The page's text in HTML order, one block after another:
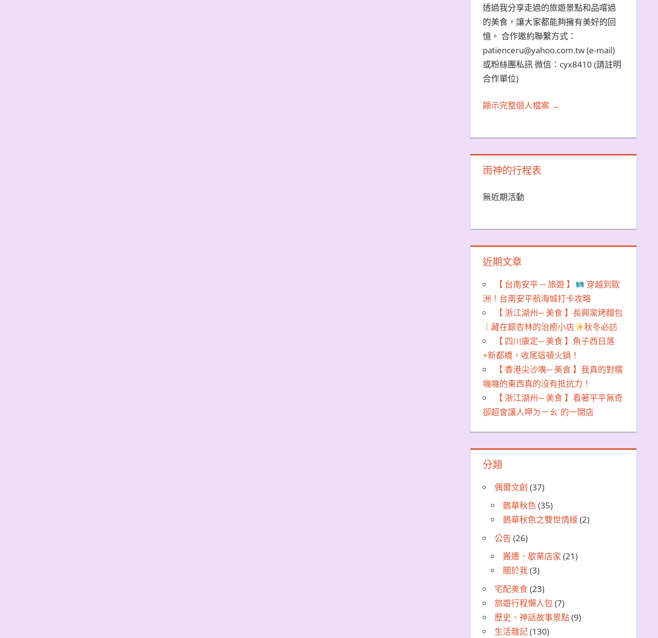
透過我分享走過的旅遊景點和品嚐過
的美食，讓大家都能夠擁有美好的回
憶。 合作邀約聯繫方式：
patienceru@yahoo.com.tw (e-mail)
或粉絲團私訊 微信：cyx8410 (請註明
合作單位)
顯示完整個人檔案 →
雨神的行程表
無近期活動
近期文章
【 台南安平 ─ 旅遊 】
穿越到歐
洲！台南安平航海城打卡攻略
【 浙江湖州─ 美食 】長興窯烤麵包
｜藏在銀杏林的治癒小店
秋冬必訪
【 四川康定─ 美食 】魚子西日落
+新都橋，收尾這頓火鍋！
【 香港尖沙嘴─ 美食 】我真的對糯
嘰嘰的東西真的沒有抵抗力！
【 浙江湖州─ 美食 】看著平平無奇
卻超會讓人呷ㄉㄧㄠˊ的一間店
分類
偶爾文創 (37)
鵲華秋色(35)
鵲華秋色之雙世情緣(2)
公告 (26)
搬遷、歇業店家 (21)
關於我(3)
宅配美食(23)
旅遊行程懶人包(7)
歷史、神話故事景點(9)
生活雜記(130)